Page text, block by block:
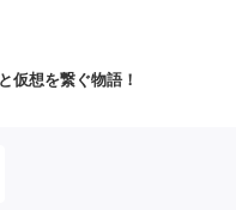
仮想を繋ぐ物語！